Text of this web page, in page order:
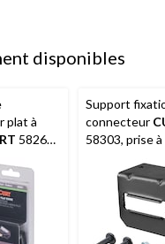
disponibles
plat à
58261
Support
connecteur
58303, prise